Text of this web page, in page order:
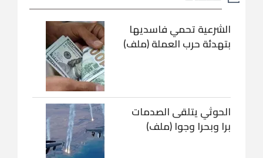
الشرعية تحمي فاسديها
بتهدئة حرب العملة (ملف)
الحوثي يتلقى الصدمات
برا وبحرا وجوا (ملف)